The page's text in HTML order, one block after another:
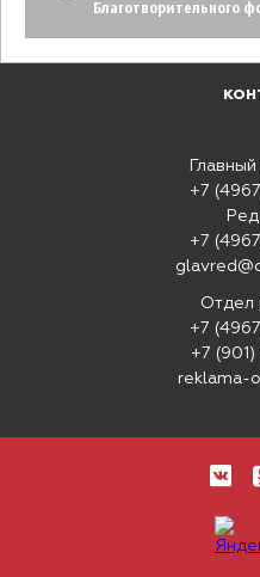
Благотворительного
+7
+7
Отдел
+7
+7
reklama-